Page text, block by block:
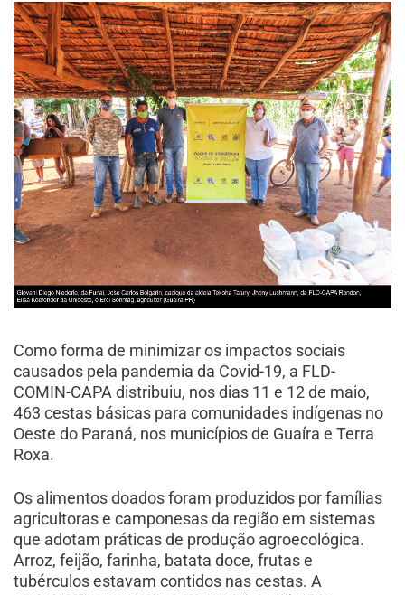
Como forma de minimizar os impactos sociais
causados pela pandemia da Covid-19, a FLD-
COMIN-CAPA distribuiu, nos dias 11 e 12 de maio,
463 cestas básicas para comunidades indígenas no
Oeste do Paraná, nos municípios de Guaíra e Terra
Roxa.
Os alimentos doados foram produzidos por famílias
agricultoras e camponesas da região em sistemas
que adotam práticas de produção agroecológica.
Arroz, feijão, farinha, batata doce, frutas e
tubérculos estavam contidos nas cestas. A